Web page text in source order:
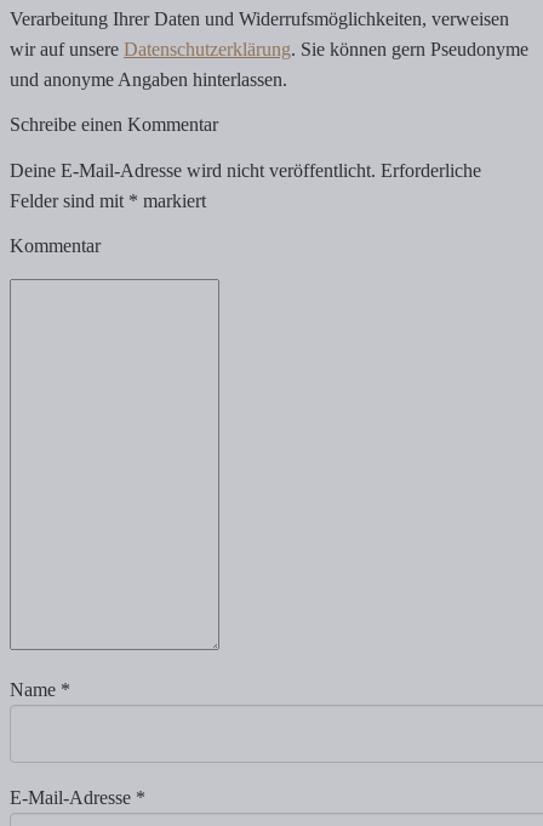
Verarbeitung Ihrer Daten und Widerrufsmöglichkeiten, verweisen
wir auf unsere Datenschutzerklärung. Sie können gern Pseudonyme
und anonyme Angaben hinterlassen.
Schreibe einen Kommentar
Deine E-Mail-Adresse wird nicht veröffentlicht. Erforderliche
Felder sind mit * markiert
Kommentar
Name *
E-Mail-Adresse *